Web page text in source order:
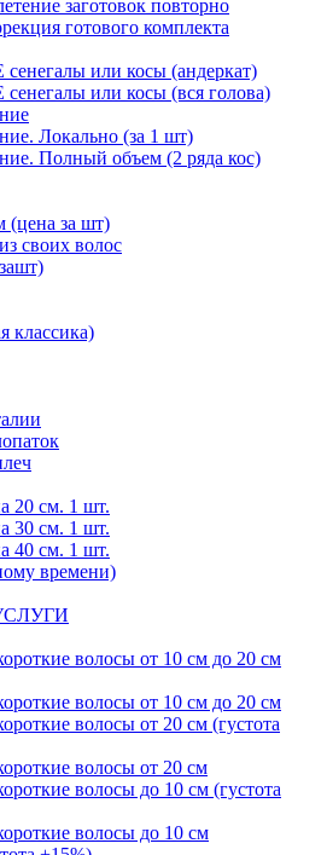
заготовок повторно
готового комплекта
или косы (андеркат)
или косы (вся голова)
Локально (за 1 шт)
Полный объем (2 ряда кос)
(цена за шт)
своих волос
классика)
20 см. 1 шт.
30 см. 1 шт.
40 см. 1 шт.
времени)
волосы от 10 см до 20 см
волосы от 10 см до 20 см
волосы от 20 см (густота
волосы от 20 см
волосы до 10 см (густота
волосы до 10 см